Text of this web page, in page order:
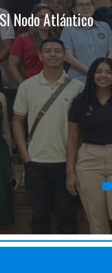
Nodo Atlántico